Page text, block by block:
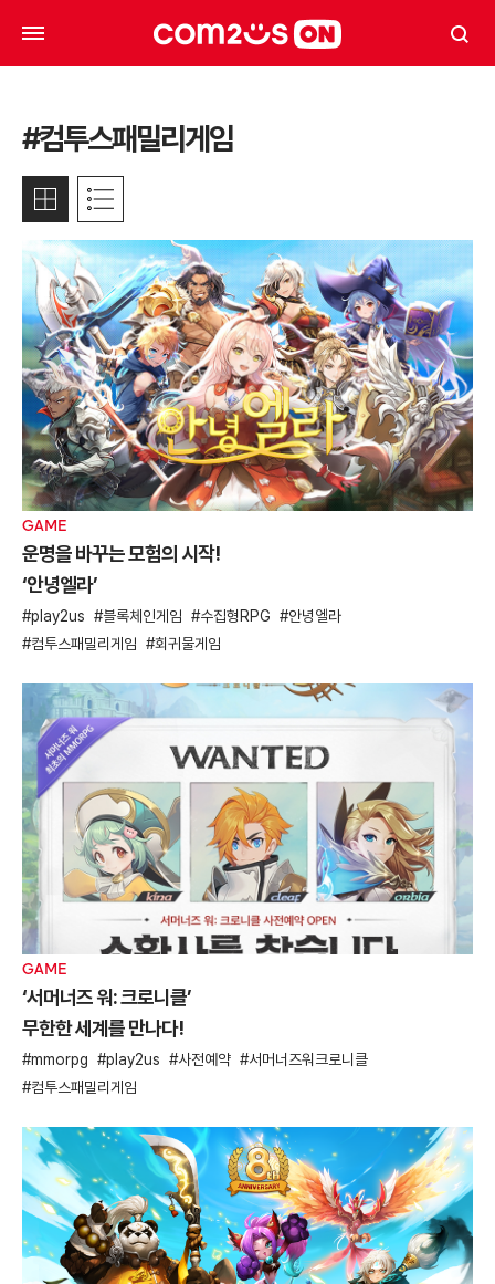
#컴투스패밀리게임
GAME
운명을 바꾸는 모험의 시작!
‘안녕엘라’
play2us 블록체인게임 수집형RPG
안녕엘라
컴투스패밀리게임
회귀물게임
GAME
‘서머너즈 워: 크로니클’
무한한 세계를 만나다!
mmorpg play2us 사전예약
서머너즈워크로니클
컴투스패밀리게임